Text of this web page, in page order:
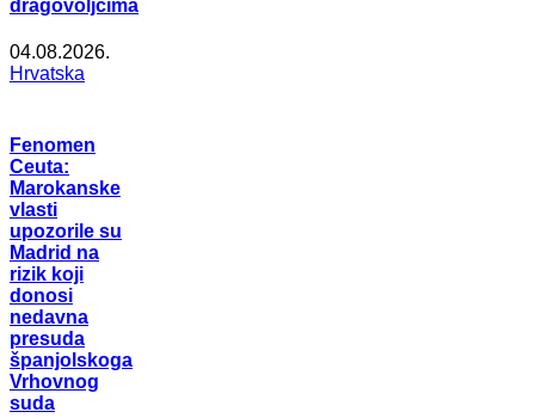
dragovoljcima
04.08.2026.
Hrvatska
Fenomen
Ceuta:
Marokanske
vlasti
upozorile su
Madrid na
rizik koji
donosi
nedavna
presuda
španjolskoga
Vrhovnog
suda